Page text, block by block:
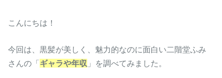
こんにちは！
今回は、黒髪が美しく、魅力的なのに面白い二階堂ふみ
さんの「ギャラや年収 」を調べてみました。